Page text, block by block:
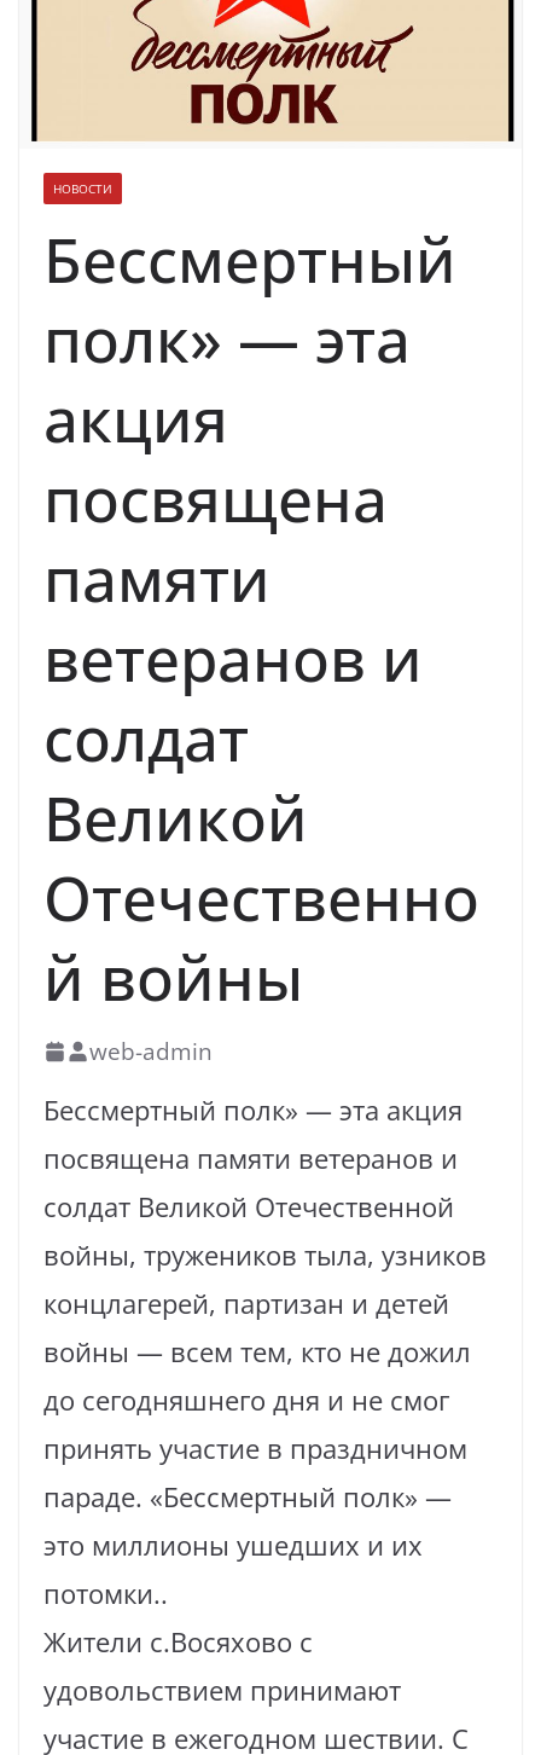
духовно-нравственных ценностей
НОВОСТИ
Бессмертный
полк» — эта
акция
посвящена
памяти
ветеранов и
солдат
Великой
Отечественно
й войны
web-admin
Бессмертный полк» — эта акция
посвящена памяти ветеранов и
солдат Великой Отечественной
войны, тружеников тыла, узников
концлагерей, партизан и детей
войны — всем тем, кто не дожил
до сегодняшнего дня и не смог
принять участие в праздничном
параде. «Бессмертный полк» —
это миллионы ушедших и их
потомки..
Жители с.Восяхово с
удовольствием принимают
участие в ежегодном шествии. С